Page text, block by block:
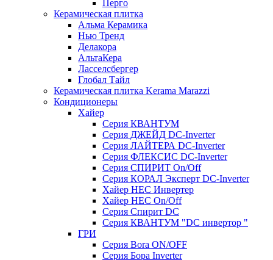
Перго
Керамическая плитка
Альма Керамика
Нью Тренд
Делакора
АльтаКера
Ласселсбергер
Глобал Тайл
Керамическая плитка Kerama Marazzi
Кондиционеры
Хайер
Серия КВАНТУМ
Серия ДЖЕЙД DC-Inverter
Серия ЛАЙТЕРА DC-Inverter
Серия ФЛЕКСИС DC-Inverter
Серия СПИРИТ On/Off
Серия КОРАЛ Эксперт DC-Inverter
Хайер HEC Инвертер
Хайер HEC On/Off
Серия Спирит DC
Серия КВАНТУМ "DC инвертор "
ГРИ
Серия Bora ON/OFF
Серия Бора Inverter